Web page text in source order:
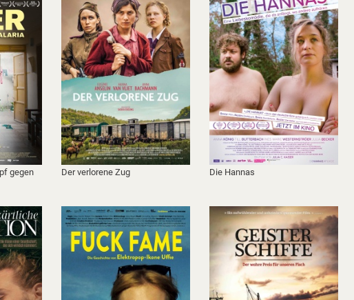
gegen
Der verlorene Zug Die Hannas